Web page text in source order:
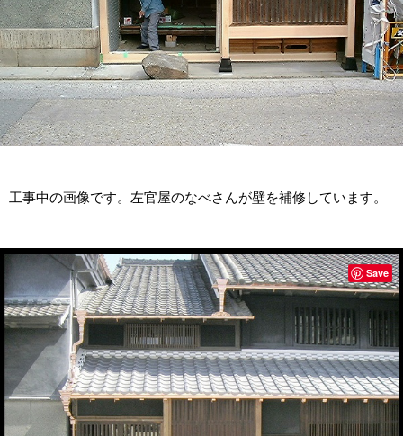
工事中の画像です。左官屋のなべさんが壁を補修しています。
Save